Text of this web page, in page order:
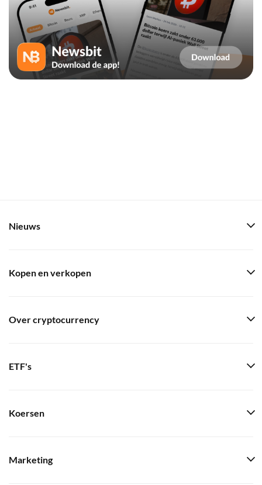
Nieuws
Kopen en verkopen
Over cryptocurrency
ETF's
Koersen
Marketing